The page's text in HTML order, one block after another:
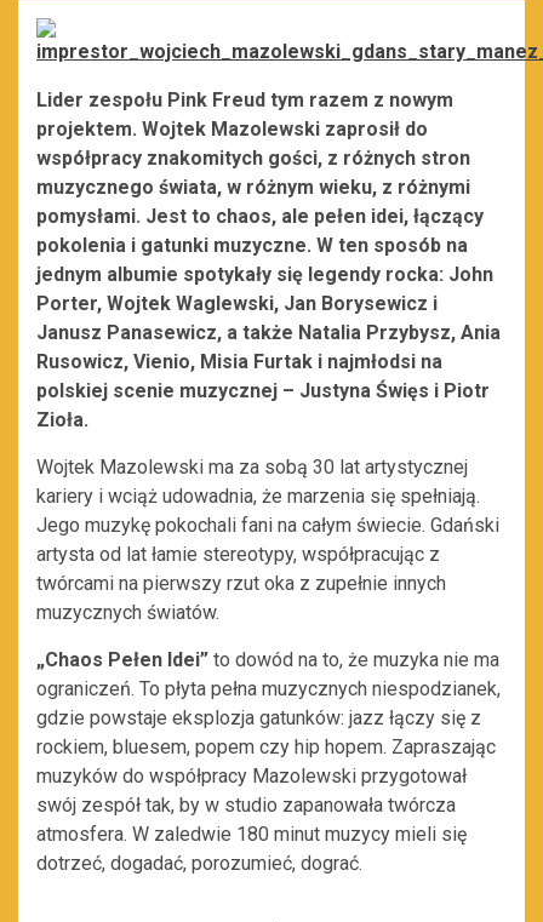
Lider zespołu Pink Freud tym razem z nowym
projektem. Wojtek Mazolewski zaprosił do
współpracy znakomitych gości, z różnych stron
muzycznego świata, w różnym wieku, z różnymi
pomysłami. Jest to chaos, ale pełen idei, łączący
pokolenia i gatunki muzyczne. W ten sposób na
jednym albumie spotykały się legendy rocka: John
Porter, Wojtek Waglewski, Jan Borysewicz i
Janusz Panasewicz, a także Natalia Przybysz, Ania
Rusowicz, Vienio, Misia Furtak i najmłodsi na
polskiej scenie muzycznej – Justyna Święs i Piotr
Zioła.
Wojtek Mazolewski ma za sobą 30 lat artystycznej
kariery i wciąż udowadnia, że marzenia się spełniają.
Jego muzykę pokochali fani na całym świecie. Gdański
artysta od lat łamie stereotypy, współpracując z
twórcami na pierwszy rzut oka z zupełnie innych
muzycznych światów.
„Chaos Pełen Idei” to dowód na to, że muzyka nie ma
ograniczeń. To płyta pełna muzycznych niespodzianek,
gdzie powstaje eksplozja gatunków: jazz łączy się z
rockiem, bluesem, popem czy hip hopem. Zapraszając
muzyków do współpracy Mazolewski przygotował
swój zespół tak, by w studio zapanowała twórcza
atmosfera. W zaledwie 180 minut muzycy mieli się
dotrzeć, dogadać, porozumieć, dograć.